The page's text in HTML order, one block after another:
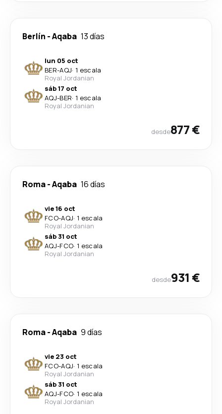
Berlín -Aqaba 13 días
lun 05 oct
BER-AQJ· 1 escala
Royal Jordanian
sáb 17 oct
AQJ-BER· 1 escala
Royal Jordanian
desde877 €
Roma-Aqaba 16 días
vie 16 oct
FCO-AQJ· 1 escala
Royal Jordanian
sáb 31 oct
AQJ-FCO· 1 escala
Royal Jordanian
desde931 €
Roma-Aqaba 9 días
vie 23 oct
FCO-AQJ· 1 escala
Royal Jordanian
sáb 31 oct
AQJ-FCO· 1 escala
Royal Jordanian